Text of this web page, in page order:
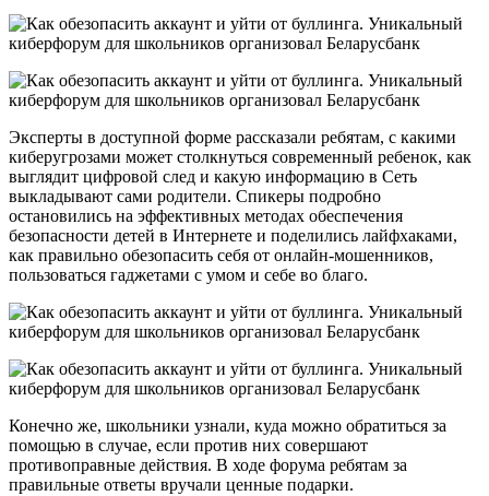
Эксперты в доступной форме рассказали ребятам, с какими
киберугрозами может столкнуться современный ребенок, как
выглядит цифровой след и какую информацию в Сеть
выкладывают сами родители. Спикеры подробно
остановились на эффективных методах обеспечения
безопасности детей в Интернете и поделились лайфхаками,
как правильно обезопасить себя от онлайн-мошенников,
пользоваться гаджетами с умом и себе во благо.
Конечно же, школьники узнали, куда можно обратиться за
помощью в случае, если против них совершают
противоправные действия. В ходе форума ребятам за
правильные ответы вручали ценные подарки.